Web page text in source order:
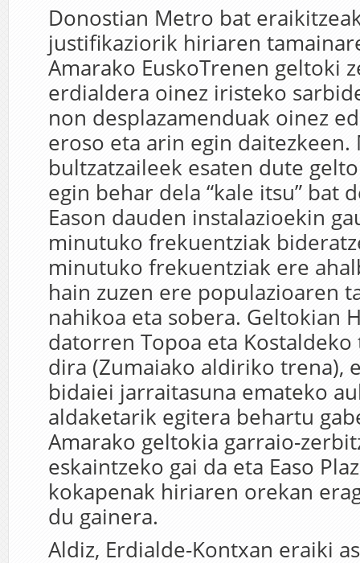
Donostian Metro bat
justifikaziorik hiriaren
Amarako EuskoTrenen geltoki
erdialdera oinez iristeko
non desplazamenduak oinez
eroso eta arin egin
bultzatzaileek esaten dute
egin behar dela “kale itsu” bat
Eason dauden instalazioekin
minutuko frekuentziak
minutuko frekuentziak ere
hain zuzen ere populazioaren
nahikoa eta sobera. Geltokian
datorren Topoa eta
dira (Zumaiako aldiriko trena),
bidaiei jarraitasuna emateko
aldaketarik egitera behartu
Amarako geltokia garraio-
eskaintzeko gai da eta Easo
kokapenak hiriaren orekan
du gainera.
Aldiz, Erdialde-Kontxan eraiki